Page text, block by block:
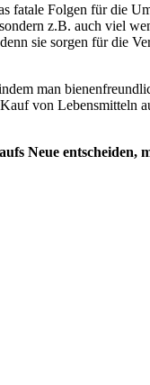
fatale Folgen für die
z.B. auch viel
sie sorgen für die
man
von Lebensmitteln
Neue